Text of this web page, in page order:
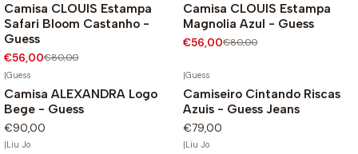
-30%
Camisa CLOUIS Estampa
Safari Bloom Castanho -
Guess
€56,00€80,00
-30%
Camisa CLOUIS Estampa
Magnolia Azul - Guess
€56,00€80,00
|Guess
Camisa ALEXANDRA Logo
Bege - Guess
€90,00
|Guess
Camiseiro Cintando Riscas
Azuis - Guess Jeans
€79,00
|Liu Jo |Liu Jo